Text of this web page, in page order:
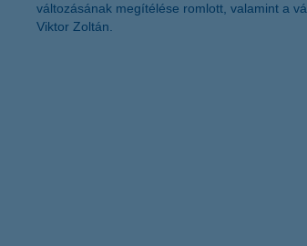
változásának megítélése romlott, valamint a
Viktor Zoltán.